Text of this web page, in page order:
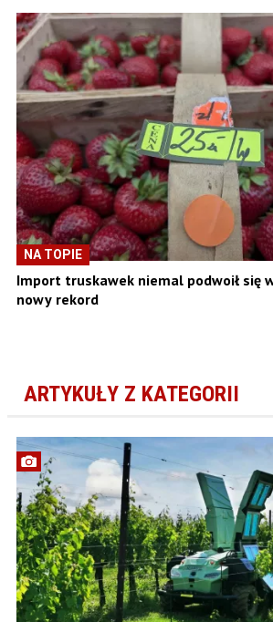
NA TOPIE
Import truskawek niemal podwoił się
nowy rekord
ARTYKUŁY Z KATEGORII